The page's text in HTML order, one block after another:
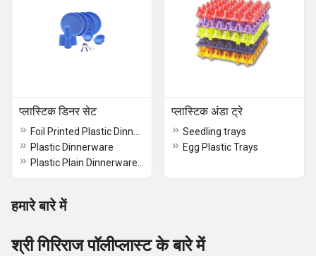
प्लास्टिक डिनर सेट
Plastic Dinnerware
प्लास्टिक अंडा ट्रे
Seedling trays
Egg Plastic Trays
हमारे बारे में
श्री गिरिराज पॉलीप्लास्ट केबारे में